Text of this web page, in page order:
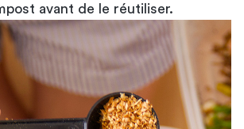
avant de le réutiliser.